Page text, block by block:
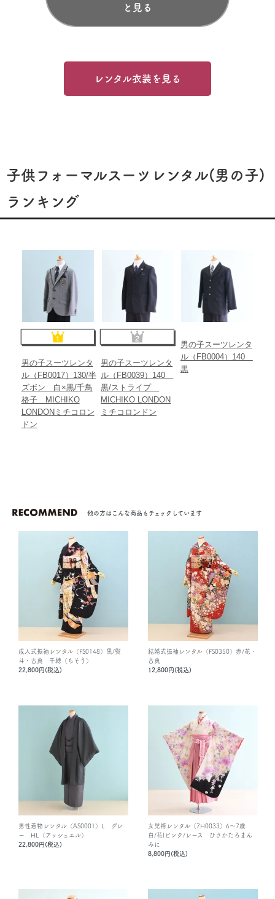
と見る
レンタル衣装を見る
子供フォーマルスーツレンタル(男の子)
ランキング
他の方はこんな商品もチェックしています
成人式振袖レンタル（FS0148）黒/熨
斗・古典 千總（ちそう）
22,800円(税込)
結婚式振袖レンタル（FS0350）赤/花・
古典
12,800円(税込)
男性着物レンタル（AS0001）L グレ
ー HL（アッシュエル）
22,800円(税込)
女児袴レンタル（7H0033）6～7歳
白/花|ピンク/レース ひさかたろまん
みに
8,800円(税込)